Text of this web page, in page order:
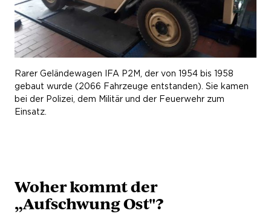
Rarer Geländewagen IFA P2M, der von 1954 bis 1958
gebaut wurde (2066 Fahrzeuge entstanden). Sie kamen
bei der Polizei, dem Militär und der Feuerwehr zum
Einsatz.
Woher kommt der
„Aufschwung Ost"?